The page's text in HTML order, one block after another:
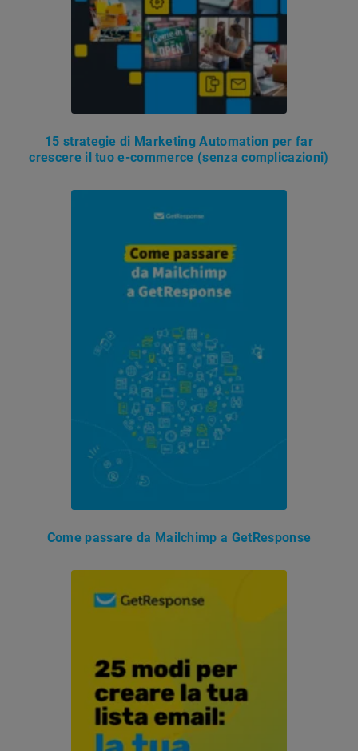
15 strategie di Marketing Automation per far
crescere il tuo e-commerce (senza complicazioni)
Come passare da Mailchimp a GetResponse